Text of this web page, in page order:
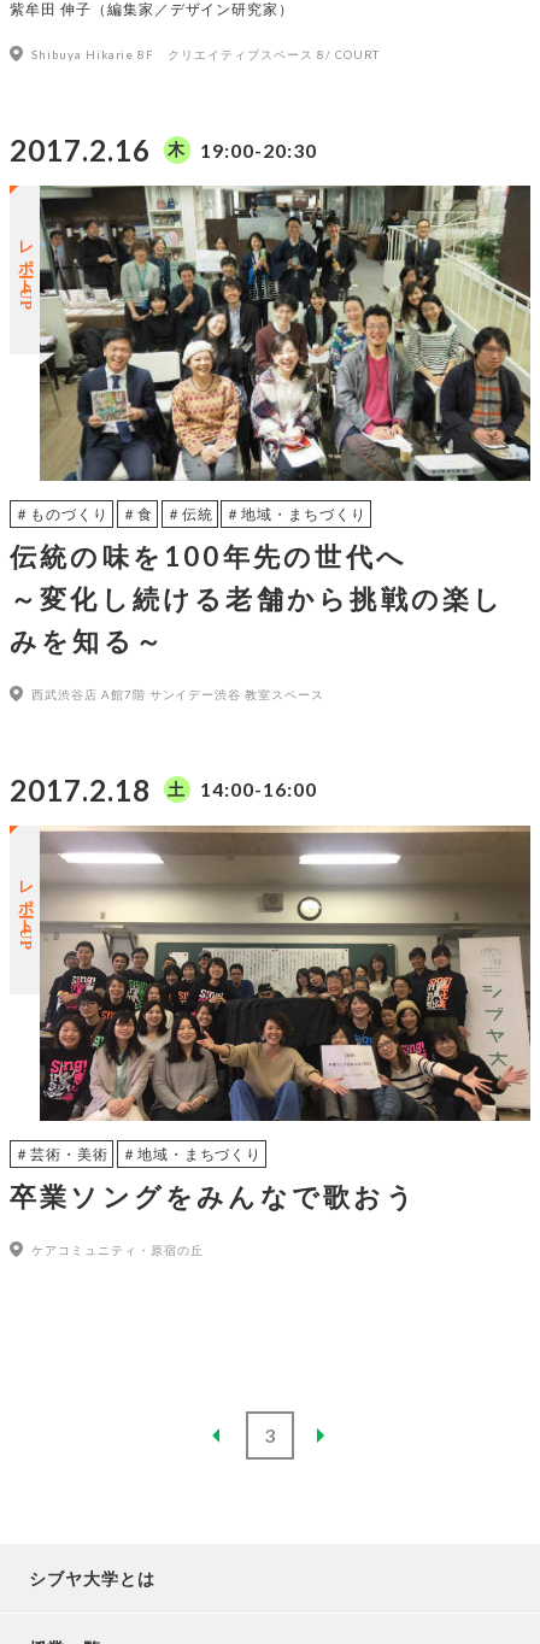
紫牟田 伸子（編集家／デザイン研究家）
Shibuya Hikarie 8F クリエイティブスペース 8/ COURT
2017.2.16 木 19:00-20:30
レポートUP
＃ものづくり ＃食 ＃伝統 ＃地域・まちづくり
伝統の味を100年先の世代へ
～変化し続ける老舗から挑戦の楽し
みを知る～
西武渋谷店 A館7階 サンイデー渋谷 教室スペース
2017.2.18 土 14:00-16:00
レポートUP
＃芸術・美術 ＃地域・まちづくり
卒業ソングをみんなで歌おう
ケアコミュニティ・原宿の丘
3
シブヤ大学とは